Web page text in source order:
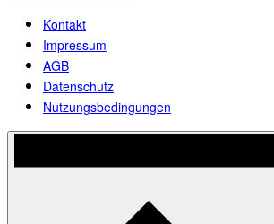
Kontakt
Impressum
AGB
Datenschutz
Nutzungsbedingungen